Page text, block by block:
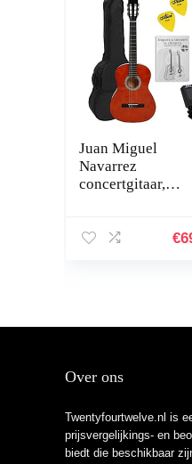
Juan Miguel
Navarrez
concertgitaar,
startersset (incl.
€
Over ons
Twentyfourtwelve.nl is
prijsvergelijkings- en
biedt die beschikbaar